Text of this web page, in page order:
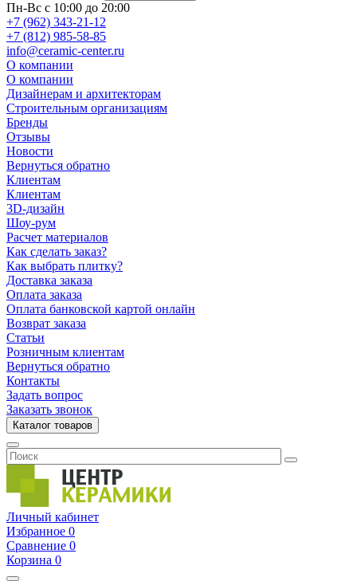
Пн-Вс с 10:00 до 20:00
+7 (962) 343-21-12
+7 (812) 985-58-85
info@ceramic-center.ru
О компании
О компании
Дизайнерам и архитекторам
Строительным организациям
Бренды
Отзывы
Новости
Вернуться обратно
Клиентам
Клиентам
3D-дизайн
Шоу-рум
Расчет материалов
Как сделать заказ?
Как выбрать плитку?
Доставка заказа
Оплата заказа
Оплата банковской картой онлайн
Возврат заказа
Статьи
Розничным клиентам
Вернуться обратно
Контакты
Задать вопрос
Заказать звонок
Каталог товаров
Личный кабинет
Избранное 0
Сравнение 0
Корзина 0